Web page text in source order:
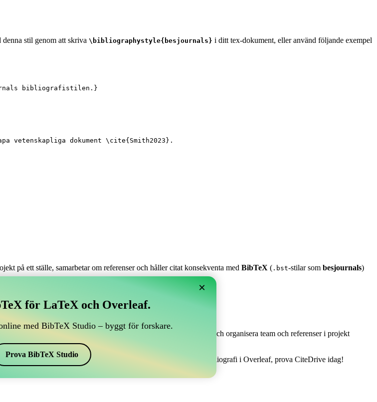
stil genom att skriva \bibliographystyle{besjournals} i ditt tex-dokument, eller använd följande exempel
bibliografistilen.}
vetenskapliga dokument \cite{ Smith2023 }.
på ett ställe, samarbetar om referenser och håller citat konsekventa med BibTeX ( .bst-stilar som besjournals)
som kopplar till Overleaf?
som kopplar till Overleaf?”
i Overleaf, kan CiteDrive vara perfekt! Det låter dig samla och organisera team och referenser i projekt
besjournals. Så om du letar efter ett enkelt sätt att hantera din bibliografi i Overleaf, prova CiteDrive idag!
×
för LaTeX och Overleaf.
med BibTeX Studio – byggt för forskare.
Prova BibTeX Studio